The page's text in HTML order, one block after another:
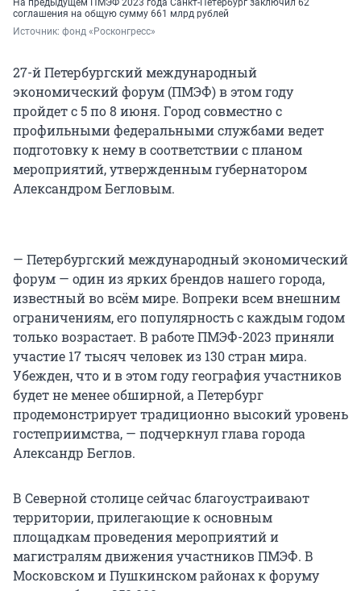
На предыдущем ПМЭФ 2023 года Санкт-Петербург заключил 62
соглашения на общую сумму 661 млрд рублей
Источник: фонд «Росконгресс»
27-й Петербургский международный
экономический форум (ПМЭФ) в этом году
пройдет с 5 по 8 июня. Город совместно с
профильными федеральными службами ведет
подготовку к нему в соответствии с планом
мероприятий, утвержденным губернатором
Александром Бегловым.
— Петербургский международный экономический
форум — один из ярких брендов нашего города,
известный во всём мире. Вопреки всем внешним
ограничениям, его популярность с каждым годом
только возрастает. В работе ПМЭФ-2023 приняли
участие 17 тысяч человек из 130 стран мира.
Убежден, что и в этом году география участников
будет не менее обширной, а Петербург
продемонстрирует традиционно высокий уровень
гостеприимства, — подчеркнул глава города
Александр Беглов.
В Северной столице сейчас благоустраивают
территории, прилегающие к основным
площадкам проведения мероприятий и
магистралям движения участников ПМЭФ. В
Московском и Пушкинском районах к форуму